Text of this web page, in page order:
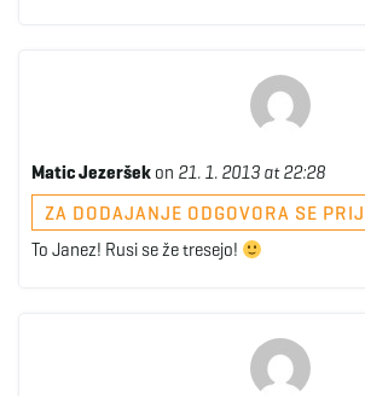
Matic Jezeršek on 21. 1. 2013 at 22:28
ZA DODAJANJE ODGOVORA SE
To Janez! Rusi se že tresejo!